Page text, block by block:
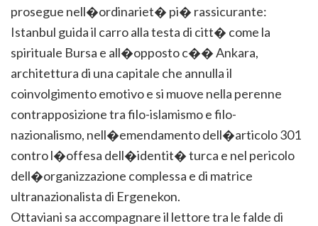
prosegue nell�ordinariet� pi� rassicurante:
Istanbul guida il carro alla testa di citt� come la
spirituale Bursa e all�opposto c�� Ankara,
architettura di una capitale che annulla il
coinvolgimento emotivo e si muove nella perenne
contrapposizione tra filo-islamismo e filo-
nazionalismo, nell�emendamento dell�articolo 301
contro l�offesa dell�identit� turca e nel pericolo
dell�organizzazione complessa e di matrice
ultranazionalista di Ergenekon.
Ottaviani sa accompagnare il lettore tra le falde di